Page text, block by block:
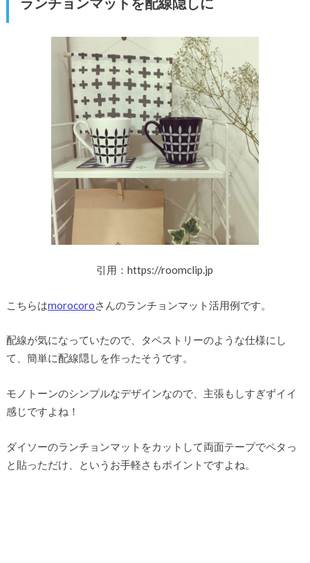
引用：https://roomclip.jp
こちらはmorocoroさんのランチョンマット活用例です。
配線が気になっていたので、タペストリーのような仕様にし
て、簡単に配線隠しを作ったそうです。
モノトーンのシンプルなデザインなので、主張もしすぎずイイ
感じですよね！
ダイソーのランチョンマットをカットして両面テープでペタっ
と貼っただけ、というお手軽さもポイントですよね。